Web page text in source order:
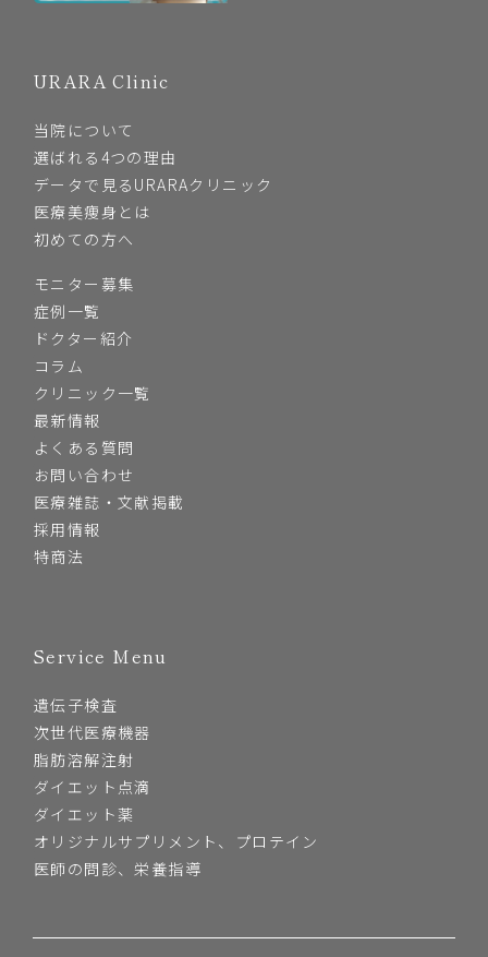
URARA Clinic
当院について
選ばれる4つの理由
データで見るURARAクリニック
医療美痩身とは
初めての方へ
モニター募集
症例一覧
ドクター紹介
コラム
クリニック一覧
最新情報
よくある質問
お問い合わせ
医療雑誌・文献掲載
採用情報
特商法
Service Menu
遺伝子検査
次世代医療機器
脂肪溶解注射
ダイエット点滴
ダイエット薬
オリジナルサプリメント、プロテイン
医師の問診、栄養指導